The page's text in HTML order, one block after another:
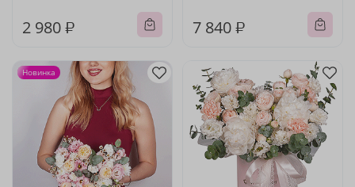
2 980 ₽ 7 840 ₽
Новинка